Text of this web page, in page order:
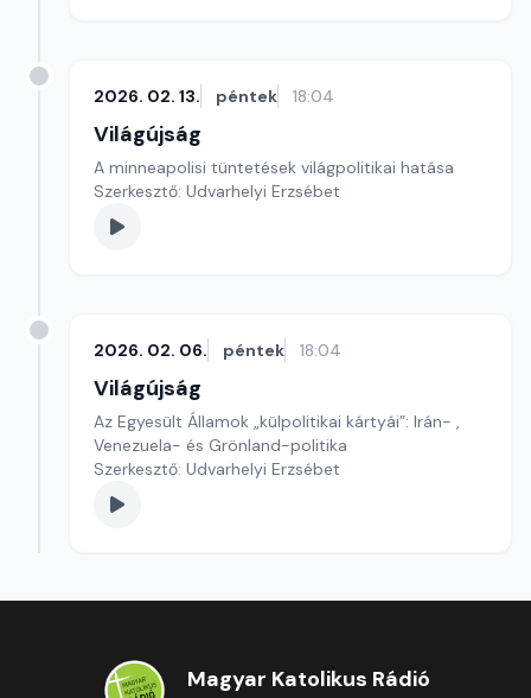
2026. 02. 13. péntek 18:04
Világújság
A minneapolisi tüntetések világpolitikai hatása
Szerkesztő: Udvarhelyi Erzsébet
2026. 02. 06. péntek 18:04
Világújság
Az Egyesült Államok „külpolitikai kártyái”: Irán- ,
Venezuela- és Grönland-politika
Szerkesztő: Udvarhelyi Erzsébet
Magyar Katolikus Rádió